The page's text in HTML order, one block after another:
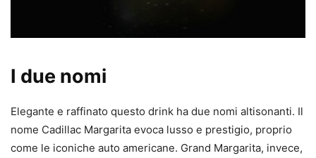
I due nomi
Elegante e raffinato questo drink ha due nomi altisonanti. Il
nome Cadillac Margarita evoca lusso e prestigio, proprio
come le iconiche auto americane. Grand Margarita, invece,